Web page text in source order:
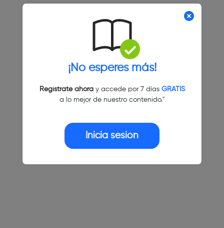
¡No esperes más!
Regístrate ahoray accede por 7 días GRATIS
a lo mejor de nuestro contenido."
Inicia sesión